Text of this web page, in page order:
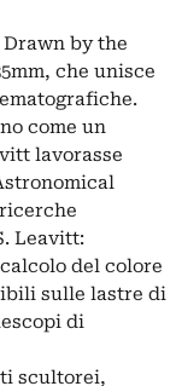
by the
che unisce
come un
lavorasse
Leavitt:
del colore
sulle lastre di
di
scultorei,